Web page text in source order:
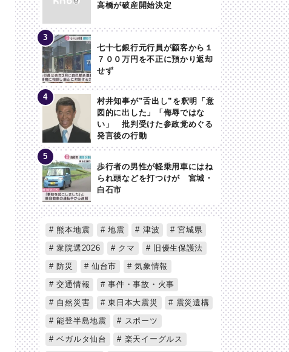
高橋が破産開始決定
七十七銀行元行員が顧客から１
７００万円を不正に預かり返却
せず
村井知事が”舌出し”を釈明「意
図的に出した」「侮辱ではな
い」 批判受けた参政党めぐる
発言後の行動
歩行者の男性が軽乗用車にはね
られ頭などを打つけが 宮城・
白石市
熊本地震 地震 津波
宮城県
衆院選2026
クマ
旧優生保護法
防災
仙台市
気象情報
交通情報
事件・事故・火事
自然災害
東日本大震災
震災遺構
能登半島地震
スポーツ
ベガルタ仙台
楽天イーグルス